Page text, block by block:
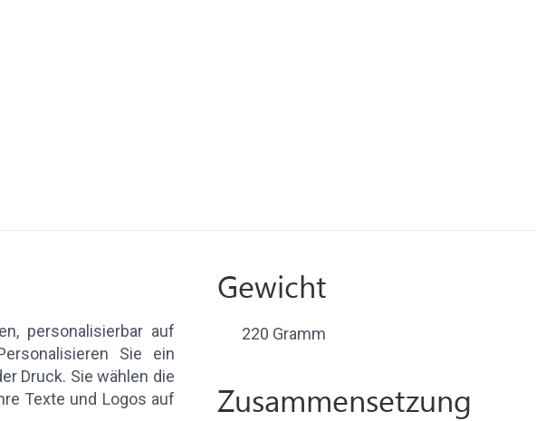
personalisierbar auf
Sie ein
Druck. Sie wählen die
Texte und Logos auf
Gewicht
220 Gramm
Zusammensetzung